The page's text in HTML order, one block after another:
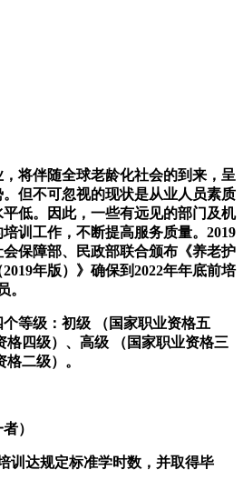
将伴随全球老龄化社会的到来，呈
但不可忽视的现状是从业人员素质
低。因此，一些有远见的部门及机
训工作，不断提高服务质量。2019
保障部、民政部联合颁布《养老护
年版）》确保到2022年年底前培
。
等级：初级 （国家职业资格五
格四级）、高级 （国家职业资格三
二级）。
）
训达规定标准学时数，并取得毕